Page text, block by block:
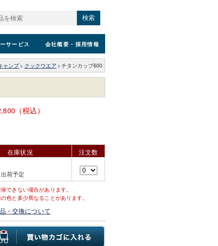
検索
サービス 会社概要 ・採用情報
ャンプ> クックウエア > チタンカップ600
（税込）
在庫状況
注文数
荷予定
できない場合があります。
色と多少異なることがあります。
・交換について